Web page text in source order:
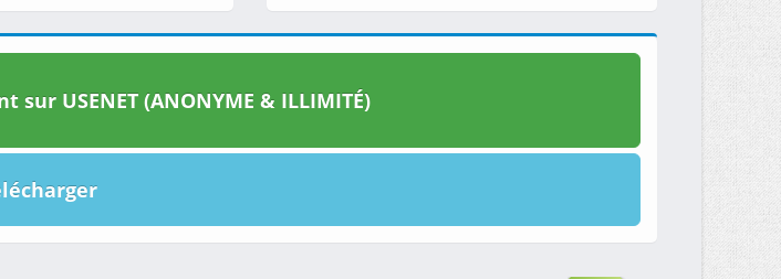
USENET (ANONYME & ILLIMITÉ)